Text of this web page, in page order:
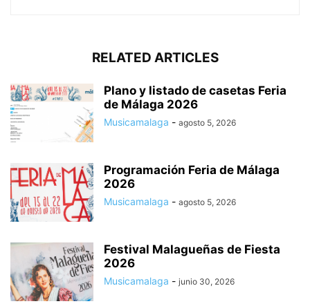
RELATED ARTICLES
Plano y listado de casetas Feria
de Málaga 2026
Musicamalaga - agosto 5, 2026
Programación Feria de Málaga
2026
Musicamalaga - agosto 5, 2026
Festival Malagueñas de Fiesta
2026
Musicamalaga - junio 30, 2026